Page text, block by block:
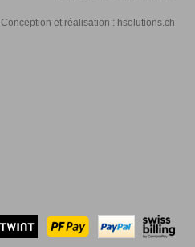
Conception et réalisation : hsolutions.ch